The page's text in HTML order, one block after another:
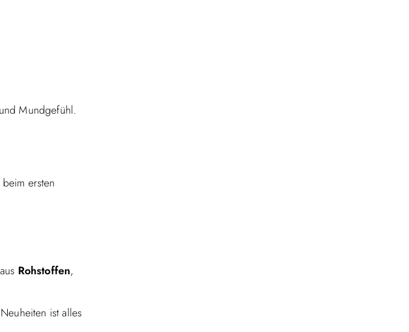
Mundgefühl.
ersten
Rohstoffen,
ist alles